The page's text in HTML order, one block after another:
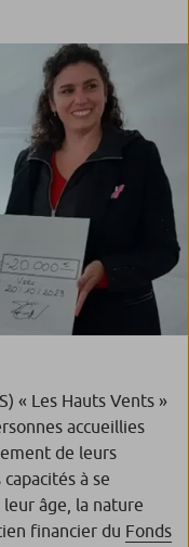
« Les Hauts Vents »
accueillies
de leurs
à se
leur âge, la nature
financier du Fonds